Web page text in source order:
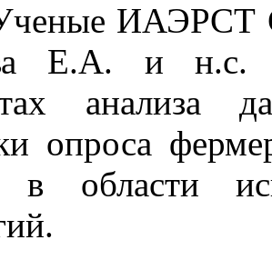
ИАЭРСТ
Е.А. и н.с.
опроса
в области